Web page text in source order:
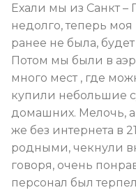
Ехали мы из Санкт –
недолго, теперь моя
ранее не была,
Потом мы были в
много мест , где
купили небольшие
домашних. Мелочь, а
же без интернета в
родными, чекнули
говоря, очень
персонал был